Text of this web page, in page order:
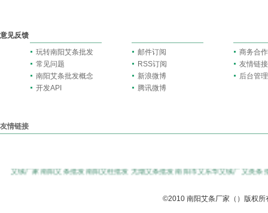
意见反馈
玩转南阳艾条批发
常见问题
南阳艾条批发概念
开发API
邮件订阅
RSS订阅
新浪微博
腾讯微博
商务合作
友情链接
后台管理
友情链接
©2010 南阳艾条厂家（）版权